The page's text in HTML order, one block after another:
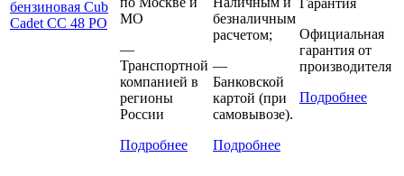
МО
—
Транспортной
компанией в
регионы
России
Подробнее
безналичным
расчетом;
—
Банковской
картой (при
самовывозе).
Подробнее
Официальная
гарантия от
производителя
Подробнее